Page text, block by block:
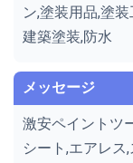
ン,塗装用品,塗
建築塗装,防水
メッセージ
激安ペイントツ
シート,エアレ